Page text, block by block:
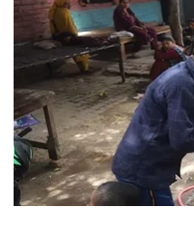
कारोबार
खेल
क्रिकेट
टेक्नॉलॉजी
रोजगार
स्वास्थ्य